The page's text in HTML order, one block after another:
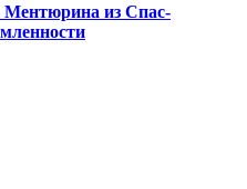
Ментюрина из Спас-